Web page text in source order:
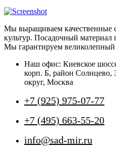
на
Мы выращиваем качественные
культур. Посадочный материал
Мы гарантируем великолепный
Наш офис: Киевское
корп. Б, район Солнцево,
округ, Москва
+7 (925) 975-07-77
+7 (495) 663-55-20
info@sad-mir.ru